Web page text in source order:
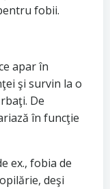
fobii.
apar în
şi survin la o
De
în funcţie
ex., fobia de
deşi